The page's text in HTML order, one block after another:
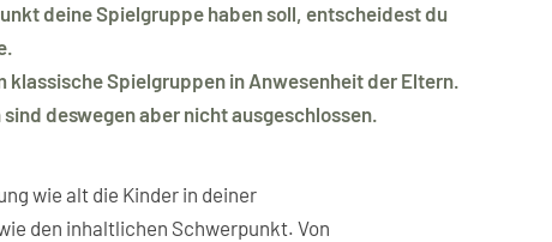
deine Spielgruppe haben soll, entscheidest du
klassische Spielgruppen in Anwesenheit der Eltern.
deswegen aber nicht ausgeschlossen.
wie alt die Kinder in deiner
den inhaltlichen Schwerpunkt. Von